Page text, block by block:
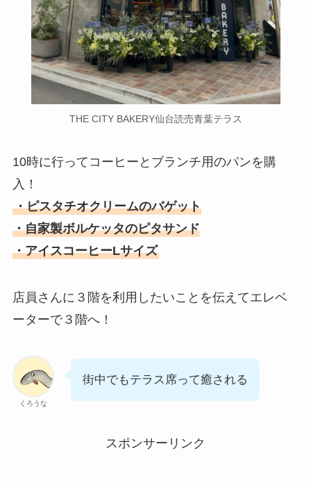
THE CITY BAKERY仙台読売青葉テラス
10時に行ってコーヒーとブランチ用のパンを購
入！
・ピスタチオクリームのバゲット
・自家製ボルケッタのピタサンド
・アイスコーヒーLサイズ
店員さんに３階を利用したいことを伝えてエレベ
ーターで３階へ！
くろうな
街中でもテラス席って癒される
スポンサーリンク